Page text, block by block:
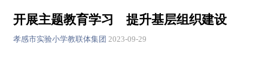
开展主题教育学习 提升基层组织建设
孝感市实验小学教联体集团 2023-09-29